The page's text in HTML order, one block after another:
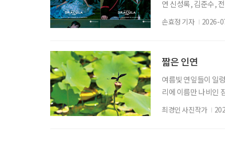
연 신성록, 김준수,
사랑받아온 대표 흥
넘는 세월 동안 단
손효정 기자 2026-
짧은 인연
여름빛 연잎들이 일
리에 이름만 나비인
리 날아다니다 설익
최경인 사진작가